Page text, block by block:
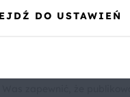
DO USTAWIEŃ